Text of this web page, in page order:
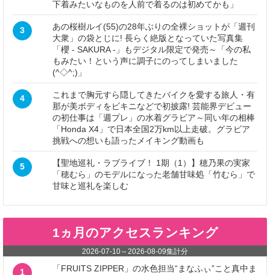
下着みたいなものを人前で着るのは初めてかも」
3
あの桜樹ルイ(55)の28年ぶりの全裸ショットが「週刊
大衆」の袋とじに! 長らく絶版となっていた写真集
「櫻 - SAKURA -」もデジタル限定で発売～「今の私
もみたい！という声に調子にのってしまいました
(^◇^;)」
4
これまで胸元すら隠してきたバイクを愛する旅人・有
那が美ボディをビキニなどで初披露! 芸能界デビュー
の初仕事は「週プレ」の水着グラビア～同い年の相棒
「Honda X4」で日本全国2万km以上走破。グラビア
挑戦への想いも語ったメイキング動画も
5
【聖地巡礼・ラブライブ！ 1期（1）】穂乃果の実家
「穂むら」のモデルになった老舗甘味処「竹むら」で
甘味と巡礼を楽しむ
1ヵ月のアクセスランキング
2026-07-10～2026-08-09集計分
1
「FRUITS ZIPPER」の水色担当“まなふぃ”こと真中ま